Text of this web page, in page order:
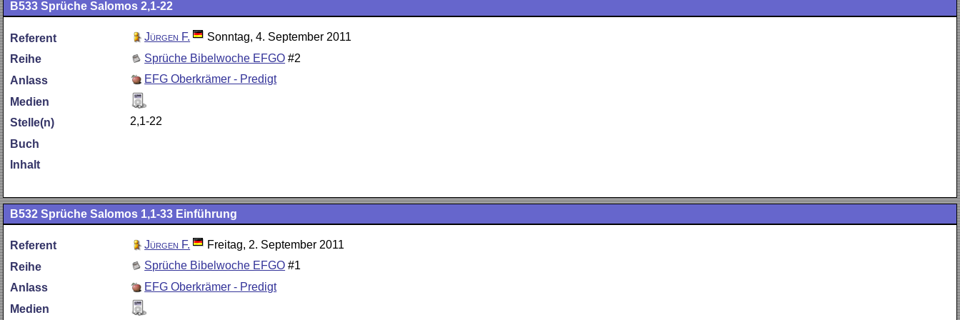
B533 Sprüche Salomos 2,1-22
Referent Jürgen F.
Sonntag, 4. September 2011
Reihe
Sprüche Bibelwoche EFGO #2
Anlass
EFG Oberkrämer - Predigt
Medien
Stelle(n)
2,1-22
Buch
Inhalt
B532 Sprüche Salomos 1,1-33 Einführung
Referent Jürgen F.
Freitag, 2. September 2011
Reihe
Sprüche Bibelwoche EFGO #1
Anlass
EFG Oberkrämer - Predigt
Medien